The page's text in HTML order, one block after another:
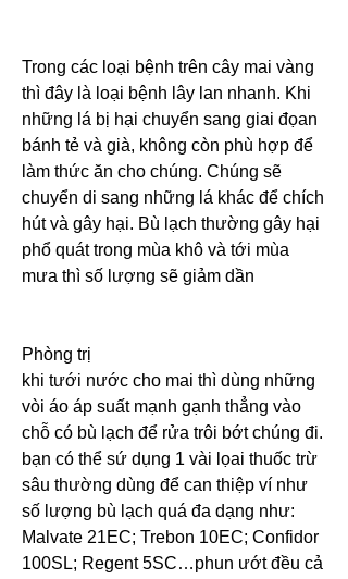
Trong các loại bệnh trên cây mai vàng
thì đây là loại bệnh lây lan nhanh. Khi
những lá bị hại chuyển sang giai đọan
bánh tẻ và già, không còn phù hợp để
làm thức ăn cho chúng. Chúng sẽ
chuyển di sang những lá khác để chích
hút và gây hại. Bù lạch thường gây hại
phổ quát trong mùa khô và tới mùa
mưa thì số lượng sẽ giảm dần
Phòng trị
khi tưới nước cho mai thì dùng những
vòi áo áp suất mạnh gạnh thẳng vào
chỗ có bù lạch để rửa trôi bớt chúng đi.
bạn có thể sứ dụng 1 vài lọai thuốc trừ
sâu thường dùng để can thiệp ví như
số lượng bù lạch quá đa dạng như:
Malvate 21EC; Trebon 10EC; Confidor
100SL; Regent 5SC…phun ướt đều cả